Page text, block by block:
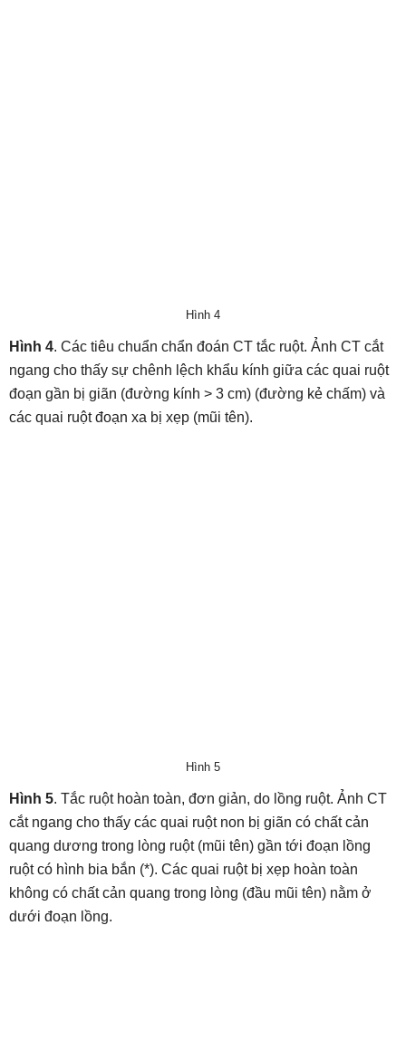
Hình 4
Hình 4. Các tiêu chuẩn chẩn đoán CT tắc ruột. Ảnh CT cắt
ngang cho thấy sự chênh lệch khẩu kính giữa các quai ruột
đoạn gần bị giãn (đường kính > 3 cm) (đường kẻ chấm) và
các quai ruột đoạn xa bị xẹp (mũi tên).
Hình 5
Hình 5. Tắc ruột hoàn toàn, đơn giản, do lồng ruột. Ảnh CT
cắt ngang cho thấy các quai ruột non bị giãn có chất cản
quang dương trong lòng ruột (mũi tên) gần tới đoạn lồng
ruột có hình bia bắn (*). Các quai ruột bị xẹp hoàn toàn
không có chất cản quang trong lòng (đầu mũi tên) nằm ở
dưới đoạn lồng.